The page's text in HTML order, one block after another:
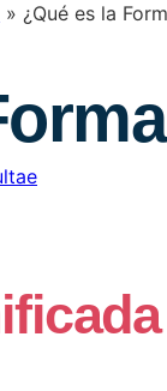
» ¿Qué es la